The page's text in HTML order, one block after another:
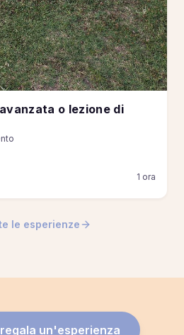
o lezione di
1 ora
le esperienze
un'esperienza